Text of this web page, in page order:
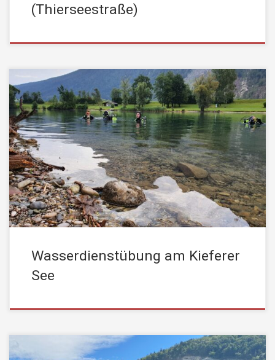
(Thierseestraße)
Am 10.Juli 2020 führten die Taucher und Schwimmer der
STADTFEUERWEHR Kufstein, gemeinsam mit den Kameraden
der Feuerwehr Kiefersfelden, unter der Leitung des GrKdt. HLM
Günther Höhne, eine Wasserdienstübung am Kieferer See durch.
Da es immer wieder zu grenzüberschreitenden Einsätzen für
unsere Taucher/Rettungsschwimmer kommt, wurden vorwiegend
einsatztaktische Vorgehensweisen geübt und besprochen, […]
Wasserdienstübung am Kieferer
See